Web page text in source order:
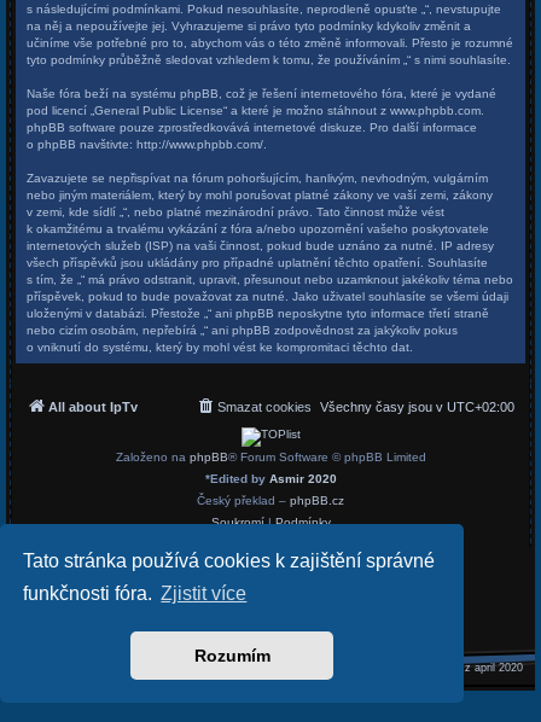
Tato stránka používá cookies k zajištění správné
funkčnosti fóra. Zjistit více
Rozumím
s následujícími podmínkami. Pokud nesouhlasíte, neprodleně opusťte „“, nevstupujte
na něj a nepoužívejte jej. Vyhrazujeme si právo tyto podmínky kdykoliv změnit a
učiníme vše potřebné pro to, abychom vás o této změně informovali. Přesto je rozumné
tyto podmínky průběžně sledovat vzhledem k tomu, že používáním „“ s nimi souhlasíte.
Naše fóra beží na systému phpBB, což je řešení internetového fóra, které je vydané
pod licencí „ General Public License“ a které je možno stáhnout z www.phpbb.com
phpBB software pouze zprostředkovává internetové diskuze. Pro další informace
o phpBB navštivte: http://www.phpbb.com/
Zavazujete se nepřispívat na fórum pohoršujícím, hanlivým, nevhodným, vulgárním
nebo jiným materiálem, který by mohl porušovat platné zákony ve vaší zemi, zákony
v zemi, kde sídlí „“, nebo platné mezinárodní právo. Tato činnost může vést
k okamžitému a trvalému vykázání z fóra a/nebo upozornění vašeho poskytovatele
internetových služeb (ISP) na vaši činnost, pokud bude uznáno za nutné. IP adresy
všech příspěvků jsou ukládány pro případné uplatnění těchto opatření. Souhlasíte
s tím, že „“ má právo odstranit, upravit, přesunout nebo uzamknout jakékoliv téma nebo
příspěvek, pokud to bude považovat za nutné. Jako uživatel souhlasíte se všemi údaji
uloženými v databázi. Přestože „“ ani phpBB neposkytne tyto informace třetí straně
nebo cizím osobám, nepřebírá „“ ani phpBB zodpovědnost za jakýkoliv pokus
o vniknutí do systému, který by mohl vést ke kompromitaci těchto dat.
All about IpTv Všechny časy jsou v UTC+02:00
Smazat cookies
Založeno na phpBB® Forum Software © phpBB Limited
*Edited by Asmir 2020
Český překlad – phpBB.cz
Soukromí|Podmínky
asmir.cz april 2020